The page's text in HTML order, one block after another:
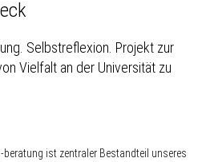
Selbstreflexion. Projekt zur
Vielfalt an der Universität zu
ist zentraler Bestandteil unseres